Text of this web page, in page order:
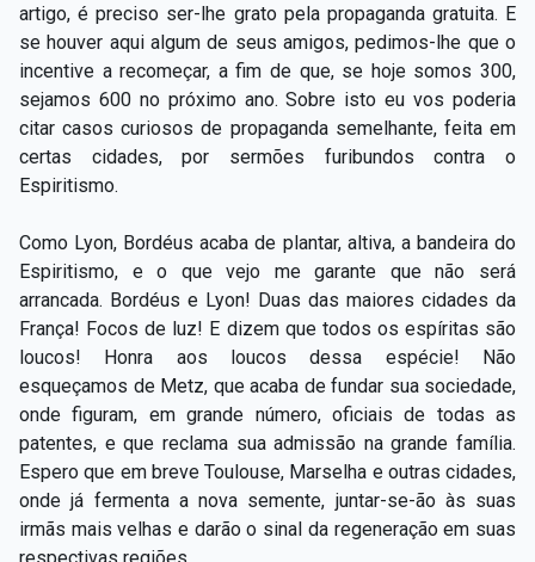
artigo, é preciso ser-lhe grato pela propaganda gratuita. E
se houver aqui algum de seus amigos, pedimos-lhe que o
incentive a recomeçar, a fim de que, se hoje somos 300,
sejamos 600 no próximo ano. Sobre isto eu vos poderia
citar casos curiosos de propaganda semelhante, feita em
certas cidades, por sermões furibundos contra o
Espiritismo.
Como Lyon, Bordéus acaba de plantar, altiva, a bandeira do
Espiritismo, e o que vejo me garante que não será
arrancada. Bordéus e Lyon! Duas das maiores cidades da
França! Focos de luz! E dizem que todos os espíritas são
loucos! Honra aos loucos dessa espécie! Não
esqueçamos de Metz, que acaba de fundar sua sociedade,
onde figuram, em grande número, oficiais de todas as
patentes, e que reclama sua admissão na grande família.
Espero que em breve Toulouse, Marselha e outras cidades,
onde já fermenta a nova semente, juntar-se-ão às suas
irmãs mais velhas e darão o sinal da regeneração em suas